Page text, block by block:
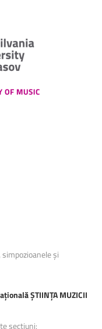
și
ȘTIINȚA MUZICII
secțiuni: